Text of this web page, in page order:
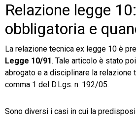
Relazione legge
obbligatoria e
La relazione tecnica ex legge 10 è
Legge 10/91. Tale articolo è stato
abrogato e a disciplinare la relazione
comma 1 del D.Lgs. n. 192/05.
Sono diversi i casi in cui la